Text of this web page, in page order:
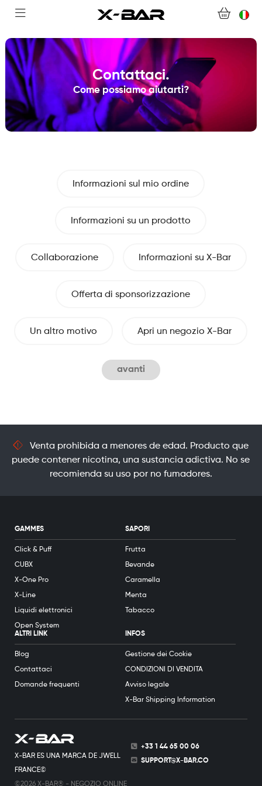
NEGOZIO
ABONNEMENTS
COLLECTIONS
DIVENTA UN GROSSISTA X-BAR
IL MIO ACCOUNT
Contattaci.
Come possiamo aiutarti?
Informazioni sul mio ordine
Informazioni su un prodotto
Collaborazione Informazioni su X-Bar
Offerta di sponsorizzazione
Un altro motivo Apri un negozio X-Bar
avanti
Venta prohibida a menores de edad. Producto que
puede contener nicotina, una sustancia adictiva. No se
recomienda su uso por no fumadores.
X-BAR ES UNA MARCA DE JWELL
FRANCE©
©2026 X-BAR® - NEGOZIO ONLINE
+33 1 44 65 00 06
SUPPORT@X-BAR.CO
GAMMES
Click & Puff
CUBX
X-One Pro
X-Line
Liquidi elettronici
Open System
SAPORI
Frutta
Bevande
Caramella
Menta
Tabacco
ALTRI LINK
Blog
Contattaci
Domande frequenti
INFOS
Gestione dei Cookie
CONDIZIONI DI VENDITA
Avviso legale
X-Bar Shipping Information